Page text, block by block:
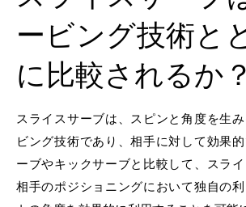
ービング技術と
に比較されるか？
スライスサーブは、スピンと角度を生
ビング技術であり、相手に対して効果
ーブやキックサーブと比較して、スラ
相手のポジショニングにおいて独自の